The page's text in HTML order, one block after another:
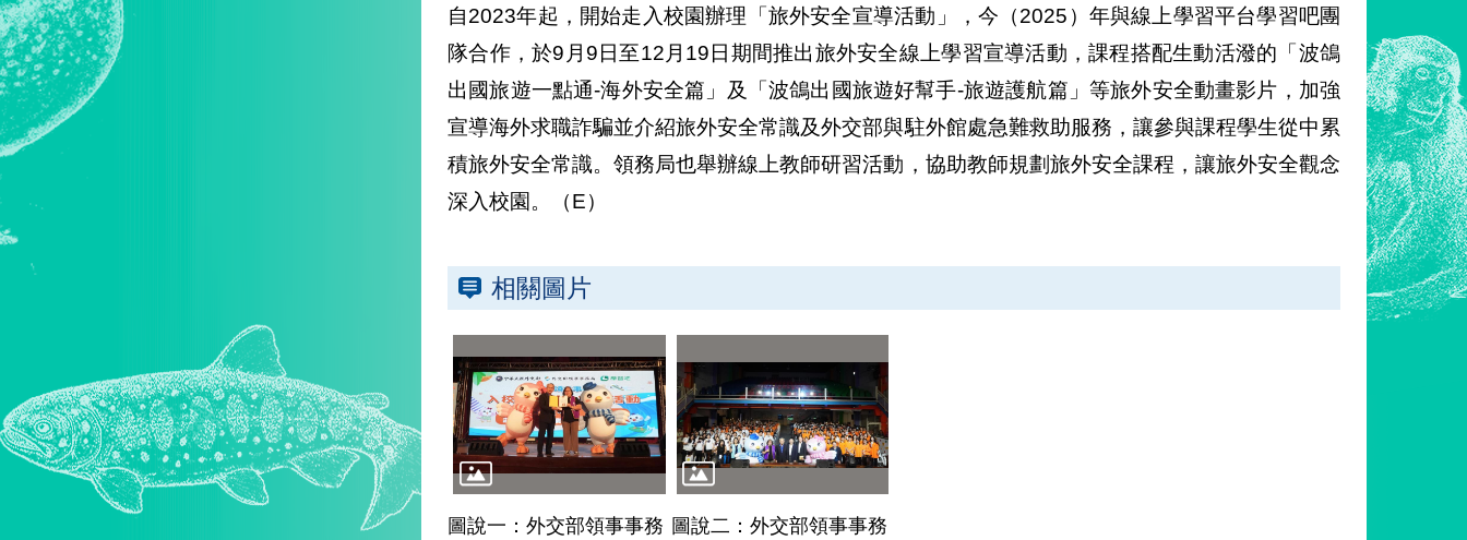
自2023年起，開始走入校園辦理「旅外安全宣導活動」，今（2025）年與線上學習平台學習吧團
隊合作，於9月9日至12月19日期間推出旅外安全線上學習宣導活動，課程搭配生動活潑的「波鴿
出國旅遊一點通-海外安全篇」及「波鴿出國旅遊好幫手-旅遊護航篇」等旅外安全動畫影片，加強
宣導海外求職詐騙並介紹旅外安全常識及外交部與駐外館處急難救助服務，讓參與課程學生從中累
積旅外安全常識。領務局也舉辦線上教師研習活動，協助教師規劃旅外安全課程，讓旅外安全觀念
深入校園。（E）
相關圖片
圖說一：外交部領事事務 圖說二：外交部領事事務